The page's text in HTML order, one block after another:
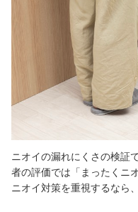
ニオイの漏れにくさの検証で
者の評価では「まったくニ
ニオイ対策を重視するなら